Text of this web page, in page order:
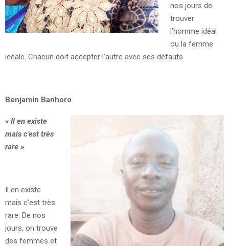
nos jours de
trouver
l’homme idéal
ou la femme
idéale. Chacun doit accepter l’autre avec ses défauts.
Benjamin Banhoro
« Il en existe
mais c’est très
rare »
Il en existe
mais c’est très
rare. De nos
jours, on trouve
des femmes et